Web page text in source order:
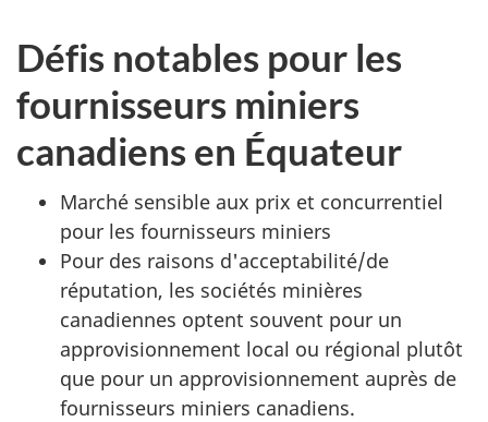
Défis notables pour les
fournisseurs miniers
canadiens en Équateur
Marché sensible aux prix et concurrentiel
pour les fournisseurs miniers
Pour des raisons d'acceptabilité/de
réputation, les sociétés minières
canadiennes optent souvent pour un
approvisionnement local ou régional plutôt
que pour un approvisionnement auprès de
fournisseurs miniers canadiens.